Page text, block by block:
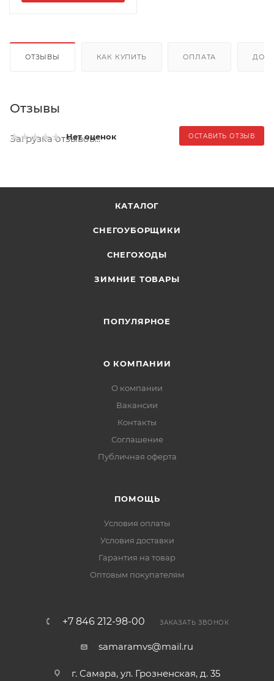
ОТЗЫВЫ КАК КУПИТЬ ОПЛАТА
Отзывы
Нет оценок ОСТАВИТЬ ОТЗЫВ
Загрузка отзывов...
КАТАЛОГ
СНЕГОУБОРЩИКИ
СНЕГОХОДЫ
ЗИМНИЕ ТОВАРЫ
ПОПУЛЯРНОЕ
О КОМПАНИИ
О компании
Вакансии
Контакты
Соглашение
Публичная оферта
ПОМОЩЬ
Условия оплаты
Условия доставки
Гарантия на товар
Оптовым покупателям
+7 846 212-98-00 ЗАКАЗАТЬ ЗВОНОК
samaramvs@mail.ru
г. Самара, ул. Грозненская, д. 35